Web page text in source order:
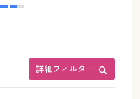
詳細フィルター